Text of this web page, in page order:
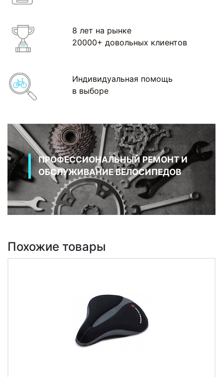
8 лет на рынке
20000+ довольных клиентов
Индивидуальная помощь
в выборе
ПРОФЕССИОНАЛЬНЫЙ РЕМОНТ И
ОБСЛУЖИВАНИЕ ВЕЛОСИПЕДОВ
Похожие товары